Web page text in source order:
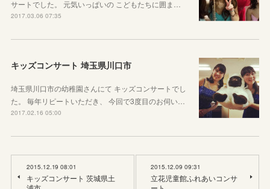
サートでした。 元気いっぱいの こどもたちに囲ま…
2017.03.06 07:35
キッズコンサート 埼玉県川口市
埼玉県川口市の幼稚園さんにて キッズコンサートでし
た。 毎年リピートいただき、 今回で3度目のお伺い…
2017.02.16 05:00
2015.12.19 08:01
キッズコンサート 茨城県土
2015.12.09 09:31
立花児童館ふれあいコンサ